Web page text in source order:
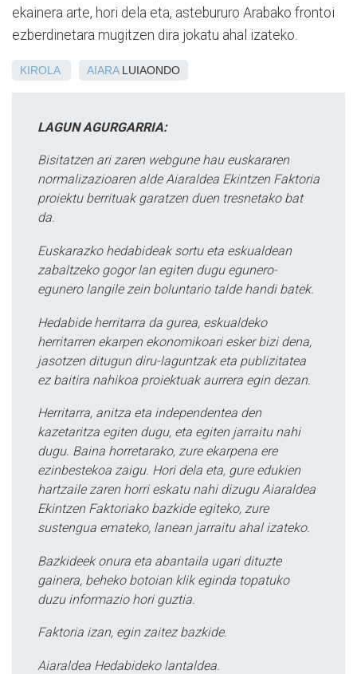
ekainera arte, hori dela eta, astebururo Arabako frontoi
ezberdinetara mugitzen dira jokatu ahal izateko.
KIROLA AIARALUIAONDO
LAGUN AGURGARRIA:
Bisitatzen ari zaren webgune hau euskararen
normalizazioaren alde Aiaraldea Ekintzen Faktoria
proiektu berrituak garatzen duen tresnetako bat
da.
Euskarazko hedabideak sortu eta eskualdean
zabaltzeko gogor lan egiten dugu egunero-
egunero langile zein boluntario talde handi batek.
Hedabide herritarra da gurea, eskualdeko
herritarren ekarpen ekonomikoari esker bizi dena,
jasotzen ditugun diru-laguntzak eta publizitatea
ez baitira nahikoa proiektuak aurrera egin dezan.
Herritarra, anitza eta independentea den
kazetaritza egiten dugu, eta egiten jarraitu nahi
dugu. Baina horretarako, zure ekarpena ere
ezinbestekoa zaigu. Hori dela eta, gure edukien
hartzaile zaren horri eskatu nahi dizugu Aiaraldea
Ekintzen Faktoriako bazkide egiteko, zure
sustengua emateko, lanean jarraitu ahal izateko.
Bazkideek onura eta abantaila ugari dituzte
gainera, beheko botoian klik eginda topatuko
duzu informazio hori guztia.
Faktoria izan, egin zaitez bazkide.
Aiaraldea Hedabideko lantaldea.